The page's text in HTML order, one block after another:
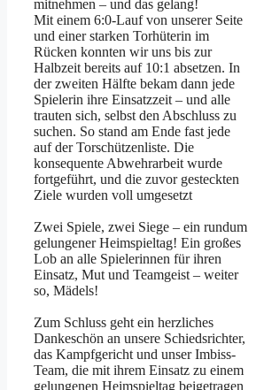
mitnehmen – und das gelang!
Mit einem 6:0-Lauf von unserer Seite
und einer starken Torhüterin im
Rücken konnten wir uns bis zur
Halbzeit bereits auf 10:1 absetzen. In
der zweiten Hälfte bekam dann jede
Spielerin ihre Einsatzzeit – und alle
trauten sich, selbst den Abschluss zu
suchen. So stand am Ende fast jede
auf der Torschützenliste. Die
konsequente Abwehrarbeit wurde
fortgeführt, und die zuvor gesteckten
Ziele wurden voll umgesetzt
Zwei Spiele, zwei Siege – ein rundum
gelungener Heimspieltag! Ein großes
Lob an alle Spielerinnen für ihren
Einsatz, Mut und Teamgeist – weiter
so, Mädels!
Zum Schluss geht ein herzliches
Dankeschön an unsere Schiedsrichter,
das Kampfgericht und unser Imbiss-
Team, die mit ihrem Einsatz zu einem
gelungenen Heimspieltag beigetragen